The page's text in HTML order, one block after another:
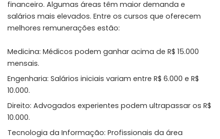
financeiro. Algumas áreas têm maior demanda e
salários mais elevados. Entre os cursos que oferecem
melhores remunerações estão:
Medicina: Médicos podem ganhar acima de R$ 15.000
mensais.
Engenharia: Salários iniciais variam entre R$ 6.000 e R$
10.000.
Direito: Advogados experientes podem ultrapassar os R$
10.000.
Tecnologia da Informação: Profissionais da área